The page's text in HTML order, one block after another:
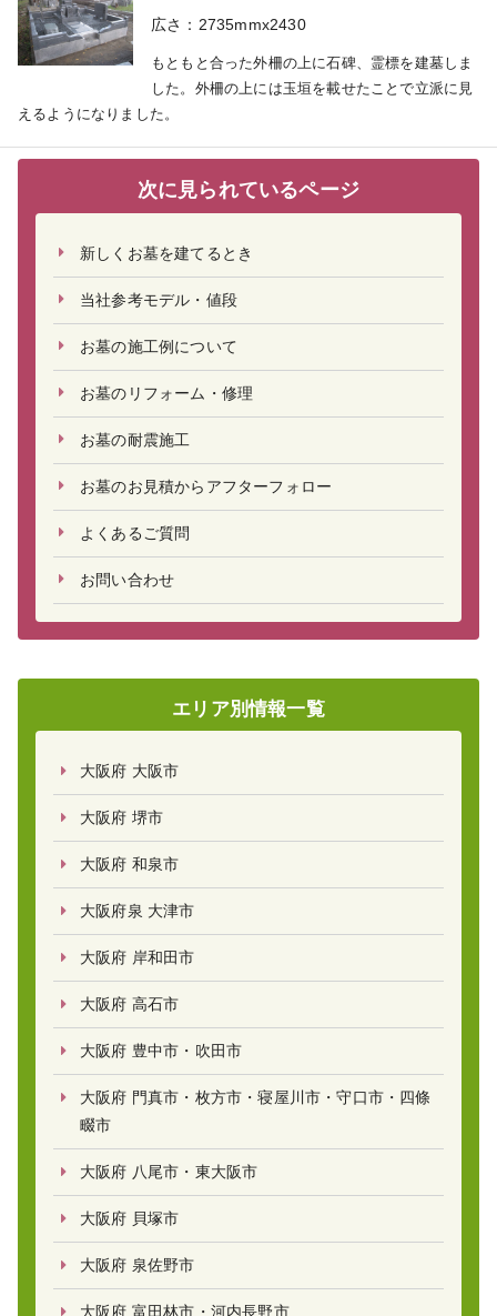
広さ：2735mmx2430
もともと合った外柵の上に石碑、霊標を建墓しま
した。外柵の上には玉垣を載せたことで立派に見
えるようになりました。
次に見られているページ
新しくお墓を建てるとき
当社参考モデル・値段
お墓の施工例について
お墓のリフォーム・修理
お墓の耐震施工
お墓のお見積からアフターフォロー
よくあるご質問
お問い合わせ
エリア別情報一覧
大阪府 大阪市
大阪府 堺市
大阪府 和泉市
大阪府泉 大津市
大阪府 岸和田市
大阪府 高石市
大阪府 豊中市・吹田市
大阪府 門真市・枚方市・寝屋川市・守口市・四條
畷市
大阪府 八尾市・東大阪市
大阪府 貝塚市
大阪府 泉佐野市
大阪府 富田林市・河内長野市